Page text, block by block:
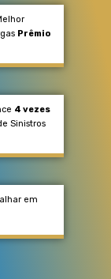
Prêmio
4 vezes
Sinistros
em